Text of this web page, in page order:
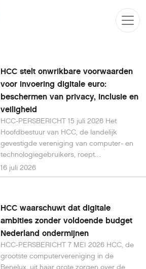
HCC stelt onwrikbare voorwaarden
voor invoering digitale euro:
beschermen van privacy, inclusie en
veiligheid
HCC-PERSBERICHT 15 juli 2026 Het
Hoofdbestuur van HCC, de landelijk
gevestigde vereniging van computer- en
technologiegebruikers, roept
beleidsmakers op tot uiterste
voorzichtigheid en strenge voorwaarden in
open brief aan de fracties van de Tweede
Kamer.
16 juli 2026
HCC waarschuwt dat digitale
ambities zonder voldoende budget
Nederland ondermijnen
HCC-PERSBERICHT 7 MEI 2026 HCC, de
grootste computervereniging in de
Benelux, uit haar grote zorgen over de